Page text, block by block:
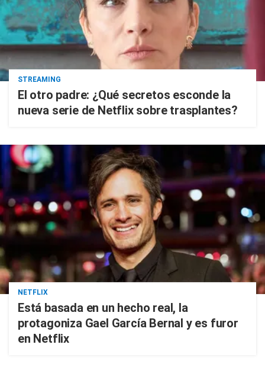
STREAMING
El otro padre: ¿Qué secretos esconde la
nueva serie de Netflix sobre trasplantes?
NETFLIX
Está basada en un hecho real, la
protagoniza Gael García Bernal y es furor
en Netflix